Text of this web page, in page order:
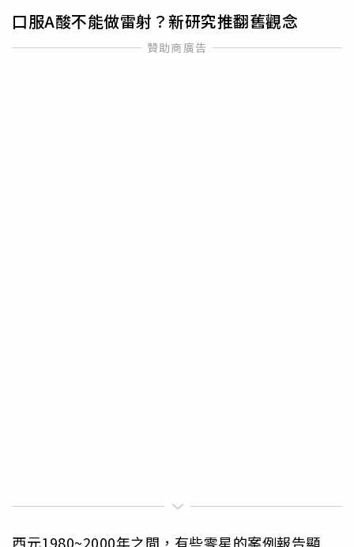
口服A酸不能做雷射？新研究推翻舊觀念
西元1980~2000年之間，有些零星的案例報告顯